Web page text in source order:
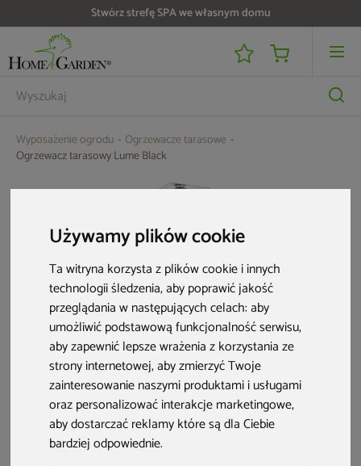
Używamy plików cookie
Ta witryna korzysta z plików cookie i innych
technologii śledzenia, aby poprawić jakość
przeglądania w następujących celach:aby
umożliwić podstawową funkcjonalność serwisu,
aby zapewnić lepsze wrażenia z korzystania ze
strony internetowej,aby zmierzyć Twoje
zainteresowanie naszymi produktami i usługami
oraz personalizować interakcje marketingowe,
aby dostarczać reklamy które są dla Ciebie
bardziej odpowiednie.
Stwórz strefę SPA we własnym domu
Wyposażenie ogrodu
Ogrzewacze tarasowe
Ogrzewacz tarasowy Lume Black